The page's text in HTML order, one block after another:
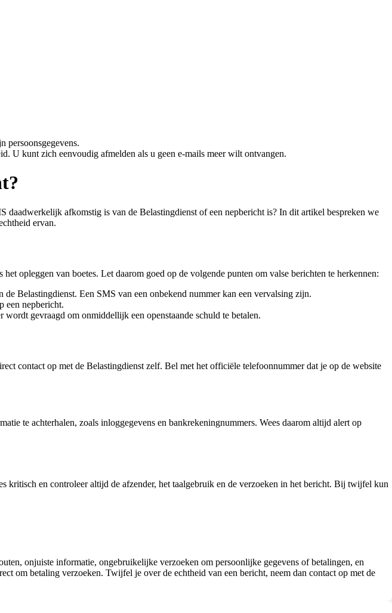
persoonsgegevens.
U kunt zich eenvoudig afmelden als u geen e-mails meer wilt ontvangen.
afkomstig is van de Belastingdienst of een nepbericht is? In dit artikel bespreken we
ervan.
opleggen van boetes. Let daarom goed op de volgende punten om valse berichten te herkennen:
Belastingdienst. Een SMS van een onbekend nummer kan een vervalsing zijn.
een nepbericht.
gevraagd om onmiddellijk een openstaande schuld te betalen.
contact op met de Belastingdienst zelf. Bel met het officiële telefoonnummer dat je op de website
te achterhalen, zoals inloggegevens en bankrekeningnummers. Wees daarom altijd alert op
en controleer altijd de afzender, het taalgebruik en de verzoeken in het bericht. Bij twijfel kun
onjuiste informatie, ongebruikelijke verzoeken om persoonlijke gegevens of betalingen, en
om betaling verzoeken. Twijfel je over de echtheid van een bericht, neem dan contact op met de